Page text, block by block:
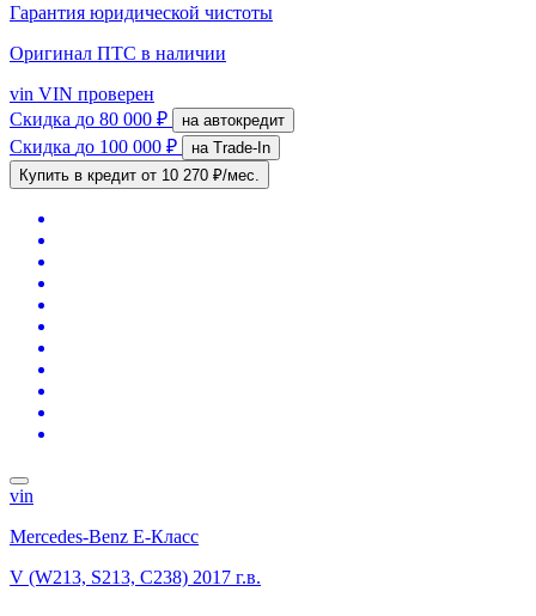
Гарантия юридической чистоты
Оригинал ПТС в наличии
vin VIN проверен
Скидка до 80 000 ₽ на автокредит
Скидка до 100 000 ₽
на Trade-In
Купить в кредит от 10 270 ₽/мес.
vin
Mercedes-Benz E-Класс
V (W213, S213, C238) 2017 г.в.